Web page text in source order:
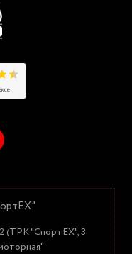
2 (ТРК "СпортЕХ", 3